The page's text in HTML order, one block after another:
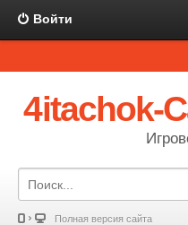
Войти
4itachok-
Полная версия сайта